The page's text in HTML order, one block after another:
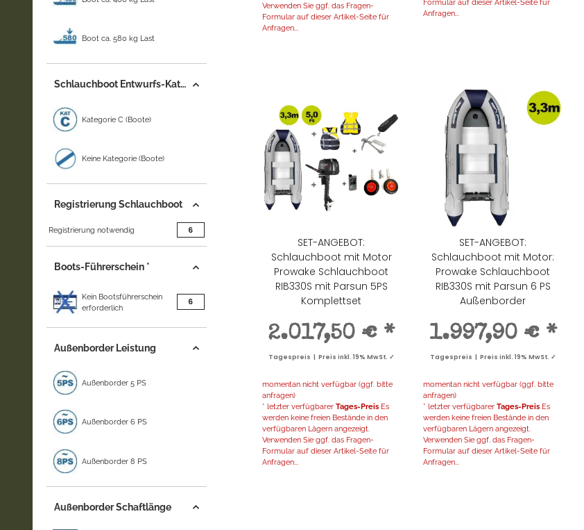
Verwenden Sie ggf. das Fragen-
Formular auf dieser Artikel-Seite für
Anfragen...
Formular auf dieser Artikel-Seite für
Anfragen...
SET-ANGEBOT:
Schlauchboot mit Motor
Prowake Schlauchboot
RIB330S mit Parsun 5PS
Komplettset
2.017,50 € *
Tagespreis | Preis inkl. 19% MwSt. ✓
momentan nicht verfügbar (ggf. bitte
anfragen)
* letzter verfügbarer Tages-PreisEs
werden keine freien Bestände in den
verfügbaren Lägern angezeigt.
Verwenden Sie ggf. das Fragen-
Formular auf dieser Artikel-Seite für
Anfragen...
SET-ANGEBOT:
Schlauchboot mit Motor:
Prowake Schlauchboot
RIB330S mit Parsun 6 PS
Außenborder
1.997,90 € *
Tagespreis | Preis inkl. 19% MwSt. ✓
momentan nicht verfügbar (ggf. bitte
anfragen)
* letzter verfügbarerTages-Preis Es
werden keine freien Bestände in den
verfügbaren Lägern angezeigt.
Verwenden Sie ggf. das Fragen-
Formular auf dieser Artikel-Seite für
Anfragen...
Boot ca. 580 kg Last
Schlauchboot Entwurfs-Kategorie
Kategorie C (Boote)
Keine Kategorie (Boote)
Registrierung Schlauchboot
Registrierung notwendig 6Artikel gefunden
Boots-Führerschein *
Kein Bootsführerschein
erforderlich
6Artikel gefunden
Außenborder Leistung
Außenborder 5 PS
Außenborder 6 PS
Außenborder 8 PS
Außenborder Schaftlänge